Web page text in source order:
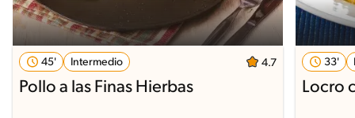
45' Intermedio 4.7
Pollo a las Finas Hierbas
33'
Locro